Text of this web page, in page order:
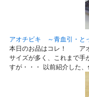
アオチビキ ～青血引・と
本日のお品はコレ！ アオ
サイズが多く、これまで手
すが・・・ 以前紹介した